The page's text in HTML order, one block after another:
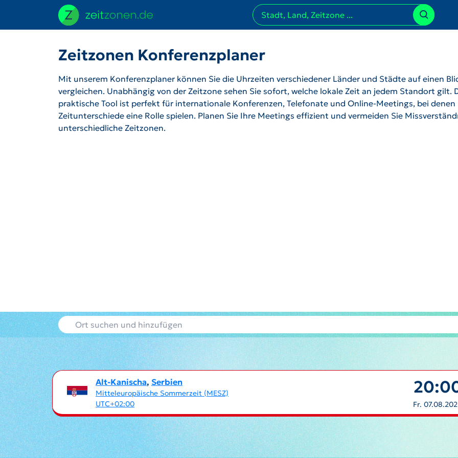
Zeitzonen Konferenzplaner
Mit unserem Konferenzplaner können Sie die Uhrzeiten verschiedener Länder und Städte auf einen
vergleichen. Unabhängig von der Zeitzone sehen Sie sofort, welche lokale Zeit an jedem Standort gilt.
praktische Tool ist perfekt für internationale Konferenzen, Telefonate und Online-Meetings, bei denen
Zeitunterschiede eine Rolle spielen. Planen Sie Ihre Meetings effizient und vermeiden Sie
unterschiedliche Zeitzonen.
Alt-Kanischa, Serbien
Mitteleuropäische Sommerzeit (MESZ)
UTC+02:00
Fr.